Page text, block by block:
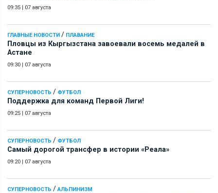
09:35 | 07 августа
ГЛАВНЫЕ НОВОСТИ / ПЛАВАНИЕ
Пловцы из Кыргызстана завоевали восемь медалей в
Астане
09:30 | 07 августа
СУПЕРНОВОСТЬ / ФУТБОЛ
Поддержка для команд Первой Лиги!
09:25 | 07 августа
СУПЕРНОВОСТЬ / ФУТБОЛ
Самый дорогой трансфер в истории «Реала»
09:20 | 07 августа
СУПЕРНОВОСТЬ / АЛЬПИНИЗМ